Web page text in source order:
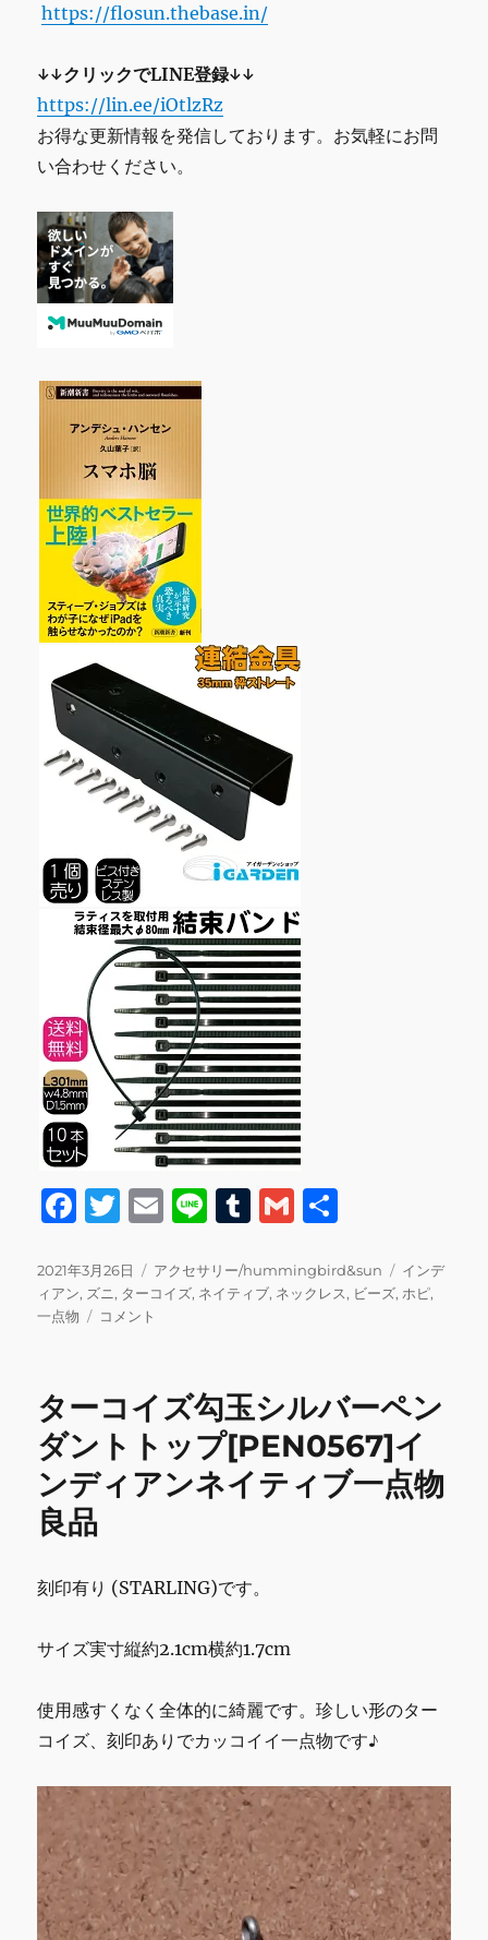
https://flosun.thebase.in/
↓↓クリックでLINE登録↓↓
https://lin.ee/iOtlzRz
お得な更新情報を発信しております。お気軽にお問
い合わせください。
F
c
e
o
k
T
it
te
E
ai
l
Li
e
T
m
bl
G
ai
l
投
稿
日:
2021年3月26日
カ
テ
アクセサリー/hummingbird&sun
タ
グ
インデ
ィアン, ズニ , ターコイズ, ネイティブ, ネックレス, ビーズ, ホピ,
一点物
タ
ズ
ネ
ク
ン
ア
ネ
テ
一
点
物
34cm
に
コメント
ターコイズ勾玉シルバーペン
ダントトップ[PEN0567]イ
ンディアンネイティブ一点物
良品
刻印有り (STARLING)です。
サイズ実寸縦約2.1cm横約1.7cm
使用感すくなく全体的に綺麗です。珍しい形のター
コイズ、刻印ありでカッコイイ一点物です♪